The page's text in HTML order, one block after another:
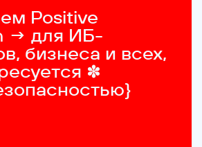
Positive
→ для ИБ-
бизнеса и всех,
✽